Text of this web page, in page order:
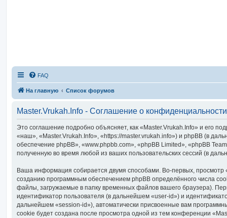
FAQ
На главную Список форумов
Master.Vrukah.Info - Соглашение о конфиденциальности
Это соглашение подробно объясняет, как «Master.Vrukah.Info» и его
«наш», «Master.Vrukah.Info», «https://master.vrukah.info») и phpBB (в
обеспечение phpBB», «www.phpbb.com», «phpBB Limited», «phpBB
полученную во время любой из ваших пользовательских сессий (в
Ваша информация собирается двумя способами. Во-первых, просмотр
созданию программным обеспечением phpBB определённого числа
файлы, загружаемые в папку временных файлов вашего браузера).
идентификатор пользователя (в дальнейшем «user-id») и
дальнейшем «session-id»), автоматически присвоенные вам
cookie будет создана после просмотра одной из тем конференции